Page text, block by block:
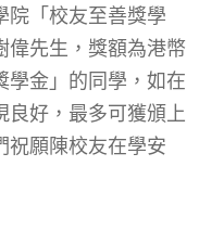
院「校友至善獎學
偉先生，獎額為港幣
學金」的同學，如在
良好，最多可獲頒上
祝願陳校友在學安